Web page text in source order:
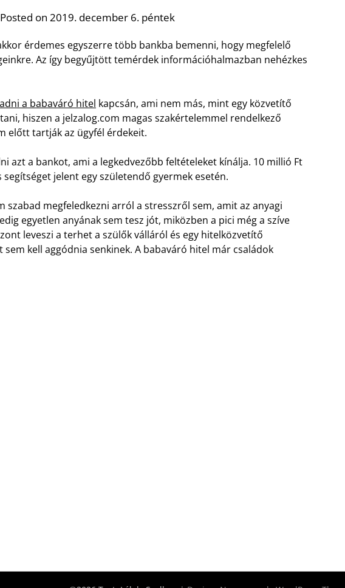
Posted on 2019. december 6. péntek
érdemes egyszerre több bankba bemenni, hogy megfelelő
Az így begyűjtött temérdek információhalmazban nehézkes
a babaváró hitel kapcsán, ami nem más, mint egy közvetítő
hiszen a jelzalog.com magas szakértelemmel rendelkező
előtt tartják az ügyfél érdekeit.
azt a bankot, ami a legkedvezőbb feltételeket kínálja. 10 millió Ft
jelent egy születendő gyermek esetén.
szabad megfeledkezni arról a stresszről sem, amit az anyagi
egyetlen anyának sem tesz jót, miközben a pici még a szíve
leveszi a terhet a szülők válláról és egy hitelközvetítő
kell aggódnia senkinek. A babaváró hitel már családok